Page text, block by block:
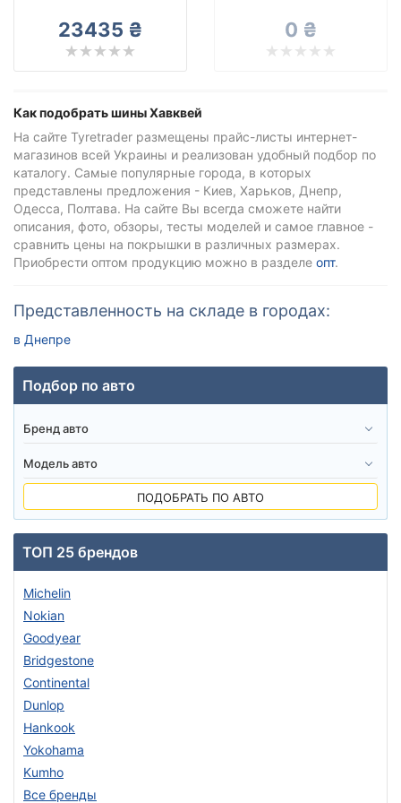
23435 ₴ 0 ₴
Как подобрать шины Хавквей
На сайте Tyretrader размещены прайс-листы интернет-
магазинов всей Украины и реализован удобный подбор по
каталогу. Самые популярные города, в которых
представлены предложения - Киев, Харьков, Днепр,
Одесса, Полтава. На сайте Вы всегда сможете найти
описания, фото, обзоры, тесты моделей и самое главное -
сравнить цены на покрышки в различных размерах.
Приобрести оптом продукцию можно в разделе опт.
Представленность на складе в городах:
в Днепре
Все бренды
Тип транспортного средства
Сбросить Подобрать
Подбор по авто
ПОДОБРАТЬ ПО АВТО
ТОП 25 брендов
Michelin
Nokian
Goodyear
Bridgestone
Continental
Dunlop
Hankook
Yokohama
Kumho
Все бренды